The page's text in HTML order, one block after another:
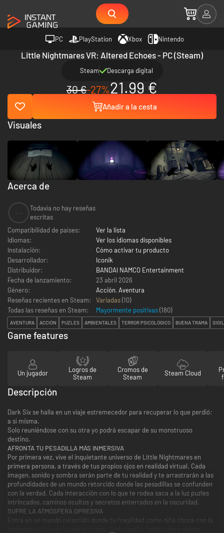
PC PlayStation Xbox Nintendo
Little Nightmares VR: Altered Echoes - PC (Steam)
Steam Descarga digital
30 €-27%21.99 €
Añadir a la cesta
Acerca de
Todavía no hay reseñas
escritas
Compatibilidad de países:
Ver la lista
Idiomas:
Ver los idiomas disponibles
Instalación:
Cómo activar tu producto
Desarrollador:
Iconik
Distribuidor:
BANDAI NAMCO Entertainment
Fecha de lanzamiento:
23 abril 2026
Género:
Acción, Aventura
Reseñas recientes en Steam:
Variadas(10)
Todas las reseñas en Steam:
Mayormente positivas(180)
AVENTURA ACCIÓN PUZLES AMBIENTALES TERROR PSICOLÓGICO BUENA TRAMA
Visuales
Game features
Un jugador
Logros de
Steam
Cromos de
Steam
Steam Cloud
Descripción
Dark Six se halla en un viaje estremecedor para recuperar lo que perdió:
a sí misma.
Solo reuniéndose con su otra yo podrá escapar de su monstruoso
destino.
AFRONTA TU PESADILLA MÁS INMERSIVA
Por primera vez, vive el inquietante universo de Little Nightmares en
primera persona, a través de tus propios ojos en realidad virtual. Cada
imagen, sonido y sombra serán parte de tu realidad y te arrastrarán a las
profundidades de un mundo retorcido donde las pesadillas se confunden
con la verdad. Cada interacción con lo que te rodea saca a la luz puzles
intrincados, caminos ocultos y secretos enterrados en la oscuridad.
SUFRE LA ATMÓSFERA OPRESIVA
Entra en un mundo retorcido donde tu fragilidad como niña choca con la